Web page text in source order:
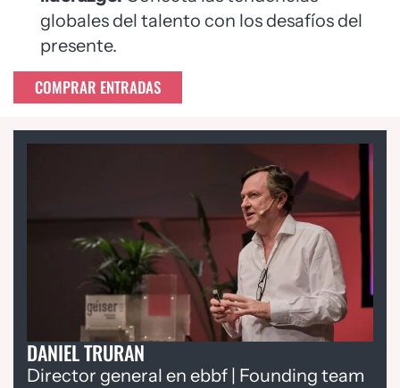
globales del talento con los desafíos del
presente.
COMPRAR ENTRADAS
DANIEL TRURAN
Director general en ebbf | Founding team